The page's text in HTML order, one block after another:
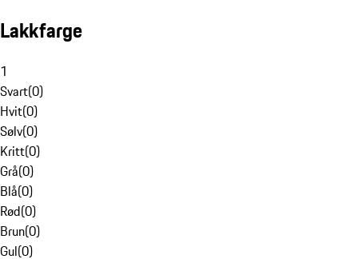
Lakkfarge
1
Svart(0)
Hvit(0)
Sølv(0)
Kritt(0)
Grå(0)
Blå(0)
Rød(0)
Brun(0)
Gul(0)